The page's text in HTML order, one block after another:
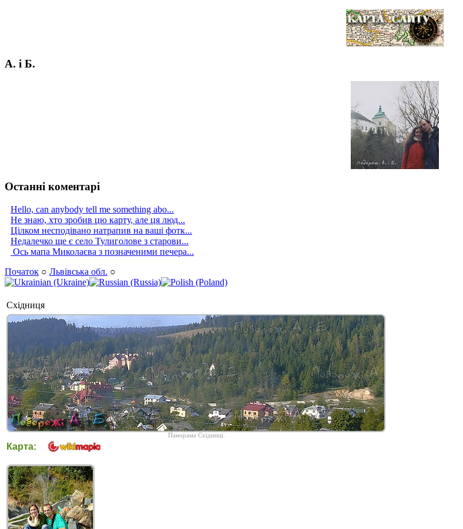
А. і Б.
Останні коментарі
Hello, can anybody tell me something abo...
Не знаю, хто зробив цю карту, але ця люд...
Цілком несподівано натрапив на ваші фотк...
Недалечко ще є село Тулиголове з старови...
Ось мапа Миколаєва з позначеними печера...
Початок ○ Львівська обл. ○
Східниця
Панорама Східниці.
Карта: